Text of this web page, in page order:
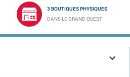
3 BOUTIQUES PHYSIQUES
DANS LE GRAND OUEST
